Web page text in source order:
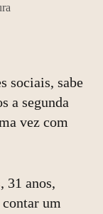
sociais, sabe
a segunda
vez com
, 31 anos,
contar um